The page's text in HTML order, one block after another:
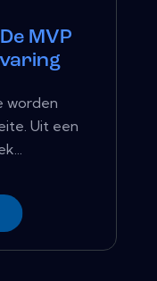
MVP
worden
Uit een